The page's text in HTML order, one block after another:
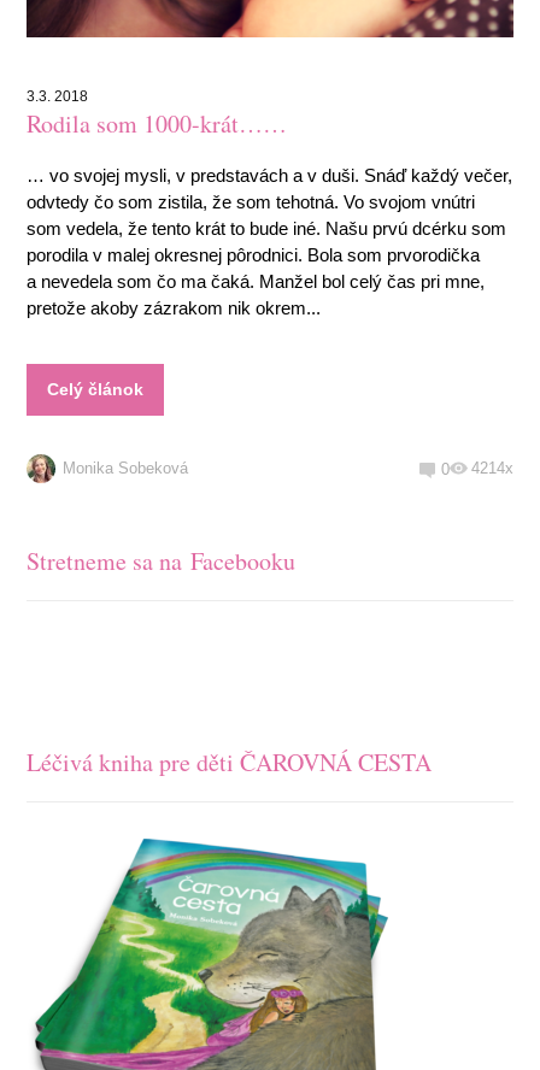
3.3. 2018
Rodila som 1000-krát……
… vo svojej mysli, v predstavách a v duši. Snáď každý večer,
odvtedy čo som zistila, že som tehotná. Vo svojom vnútri
som vedela, že tento krát to bude iné. Našu prvú dcérku som
porodila v malej okresnej pôrodnici. Bola som prvorodička
a nevedela som čo ma čaká. Manžel bol celý čas pri mne,
pretože akoby zázrakom nik okrem...
Celý článok
Monika Sobeková 0 4214x
Stretneme sa na Facebooku
Léčivá kniha pre děti ČAROVNÁ CESTA